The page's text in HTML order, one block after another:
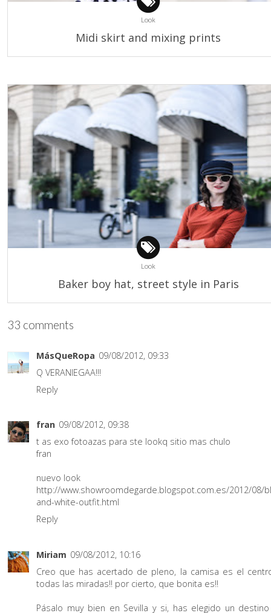
Look
Midi skirt and mixing prints
Look
Baker boy hat, street style in Paris
33 comments
MásQueRopa 09/08/2012, 09:33
Q VERANIEGAA!!!
Reply
fran 09/08/2012, 09:38
t as exo fotoazas para ste lookq sitio mas chulo
fran
nuevo look
http://www.showroomdegarde.blogspot.com.es/2012/08/
and-white-outfit.html
Reply
Miriam 09/08/2012, 10:16
Creo que has acertado de pleno, la camisa es el
todas las miradas!! por cierto, que bonita es!!
Pásalo muy bien en Sevilla y si, has elegido un